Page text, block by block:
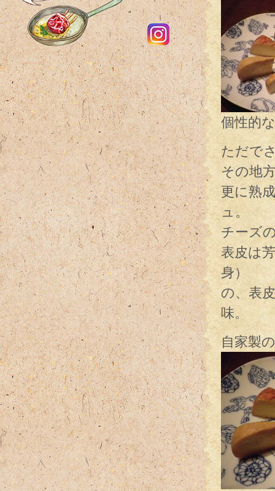
個性的
ただで
その地
更に熟
ュ。
チーズ
表皮は
身）
の、表
味。
自家製